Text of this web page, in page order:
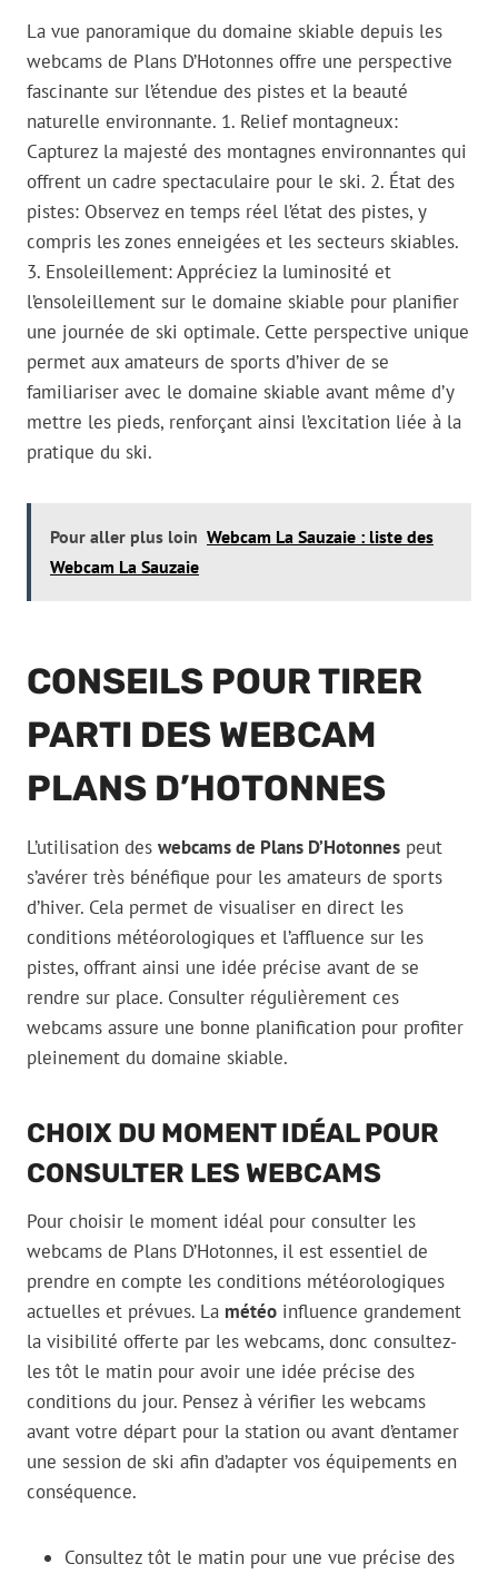
La vue panoramique du domaine skiable depuis les
webcams de Plans D’Hotonnes offre une perspective
fascinante sur l’étendue des pistes et la beauté
naturelle environnante. 1. Relief montagneux:
Capturez la majesté des montagnes environnantes qui
offrent un cadre spectaculaire pour le ski. 2. État des
pistes: Observez en temps réel l’état des pistes, y
compris les zones enneigées et les secteurs skiables.
3. Ensoleillement: Appréciez la luminosité et
l’ensoleillement sur le domaine skiable pour planifier
une journée de ski optimale. Cette perspective unique
permet aux amateurs de sports d’hiver de se
familiariser avec le domaine skiable avant même d’y
mettre les pieds, renforçant ainsi l’excitation liée à la
pratique du ski.
Pour aller plus loin Webcam La Sauzaie : liste des
Webcam La Sauzaie
CONSEILS POUR TIRER
PARTI DES WEBCAM
PLANS D’HOTONNES
L’utilisation des webcams de Plans D’Hotonnes peut
s’avérer très bénéfique pour les amateurs de sports
d’hiver. Cela permet de visualiser en direct les
conditions météorologiques et l’affluence sur les
pistes, offrant ainsi une idée précise avant de se
rendre sur place. Consulter régulièrement ces
webcams assure une bonne planification pour profiter
pleinement du domaine skiable.
CHOIX DU MOMENT IDÉAL POUR
CONSULTER LES WEBCAMS
Pour choisir le moment idéal pour consulter les
webcams de Plans D’Hotonnes, il est essentiel de
prendre en compte les conditions météorologiques
actuelles et prévues. La météo influence grandement
la visibilité offerte par les webcams, donc consultez-
les tôt le matin pour avoir une idée précise des
conditions du jour. Pensez à vérifier les webcams
avant votre départ pour la station ou avant d’entamer
une session de ski afin d’adapter vos équipements en
conséquence.
Consultez tôt le matin pour une vue précise des